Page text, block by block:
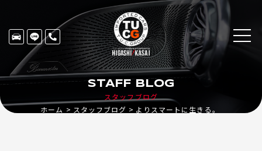
スタッフブログ
STAFF BLOG
ホーム スタッフブログ よりスマートに生きる。